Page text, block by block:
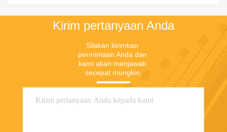
Kirim pertanyaan Anda
Silakan kirimkan
permintaan Anda dan
kami akan menjawab
secepat mungkin.